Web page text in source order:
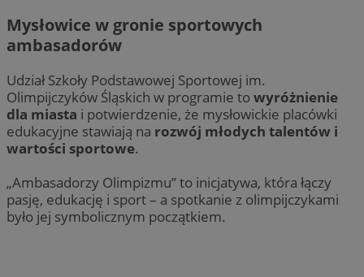
Mysłowice w gronie sportowych
ambasadorów
Udział Szkoły Podstawowej Sportowej im.
Olimpijczyków Śląskich w programie towyróżnienie
dla miasta i potwierdzenie, że mysłowickie placówki
edukacyjne stawiają na rozwój młodych talentów i
wartości sportowe.
„Ambasadorzy Olimpizmu” to inicjatywa, która łączy
pasję, edukację i sport – a spotkanie z olimpijczykami
było jej symbolicznym początkiem.